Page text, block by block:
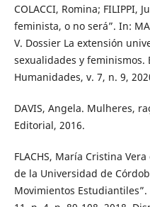
COLACCI, Romina; FILIPPI,
feminista, o no será”. In:
V. Dossier La extensión
sexualidades y feminismos.
Humanidades, v. 7, n. 9,
DAVIS, Angela. Mulheres,
Editorial, 2016.
FLACHS, María Cristina
de la Universidad de
Movimientos